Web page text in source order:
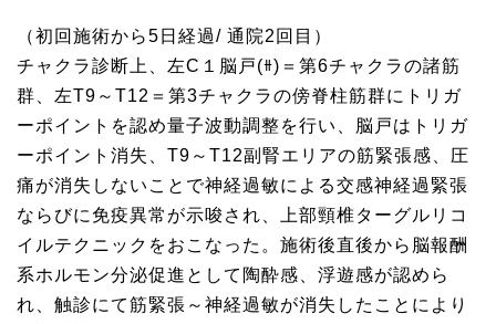
（初回施術から5日経過/ 通院2回目）
チャクラ診断上、左C１脳戸(⧺)＝第6チャクラの諸筋
群、左T9～T12＝第3チャクラの傍脊柱筋群にトリガ
ーポイントを認め量子波動調整を行い、脳戸はトリガ
ーポイント消失、T9～T12副腎エリアの筋緊張感、圧
痛が消失しないことで神経過敏による交感神経過緊張
ならびに免疫異常が示唆され、上部頸椎ターグルリコ
イルテクニックをおこなった。施術後直後から脳報酬
系ホルモン分泌促進として陶酔感、浮遊感が認めら
れ、触診にて筋緊張～神経過敏が消失したことにより